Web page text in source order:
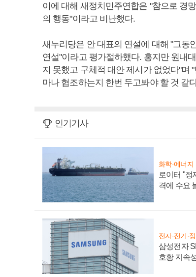
이에 대해 새정치민주연합은 "참으로 경
의 행동"이라고 비난했다.
새누리당은 안 대표의 연설에 대해 "그동
연설"이라고 평가절하했다. 홍지만 원내
지 못했고 구체적 대안 제시가 없었다"며
마나 협조하는지 한번 두고봐야 할 것 같
인기기사
화학·에너지
로이터 "정
격에 수요
전자·전기·
삼성전자
호황 지속